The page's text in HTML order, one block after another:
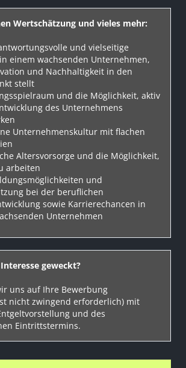
Wertschätzung und vieles mehr:
und vielseitige
einem wachsenden Unternehmen,
und Nachhaltigkeit in den
stellt
und die Möglichkeit, aktiv
des Unternehmens
Unternehmenskultur mit flachen
Altersvorsorge und die Möglichkeit,
arbeiten
und
bei der beruflichen
sowie Karrierechancen in
Unternehmen
geweckt?
uns auf Ihre Bewerbung
nicht zwingend erforderlich) mit
und des
Eintrittstermins.